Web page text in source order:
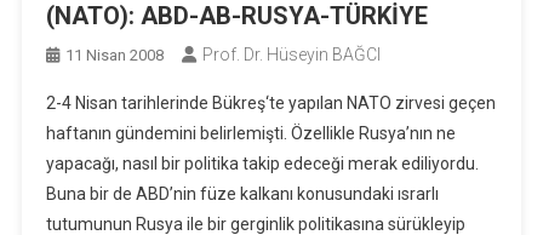
(NATO): ABD-AB-RUSYA-TÜRKİYE
11 Nisan 2008 Prof. Dr. Hüseyin BAĞCI
2-4 Nisan tarihlerinde Bükreş‘te yapılan NATO zirvesi geçen
haftanın gündemini belirlemişti. Özellikle Rusya’nın ne
yapacağı, nasıl bir politika takip edeceği merak ediliyordu.
Buna bir de ABD’nin füze kalkanı konusundaki ısrarlı
tutumunun Rusya ile bir gerginlik politikasına sürükleyip